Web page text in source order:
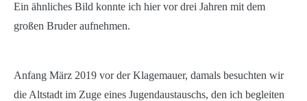
Ein ähnliches Bild konnte ich hier vor drei Jahren mit dem
großen Bruder aufnehmen.
Anfang März 2019 vor der Klagemauer, damals besuchten wir
die Altstadt im Zuge eines Jugendaustauschs, den ich begleiten